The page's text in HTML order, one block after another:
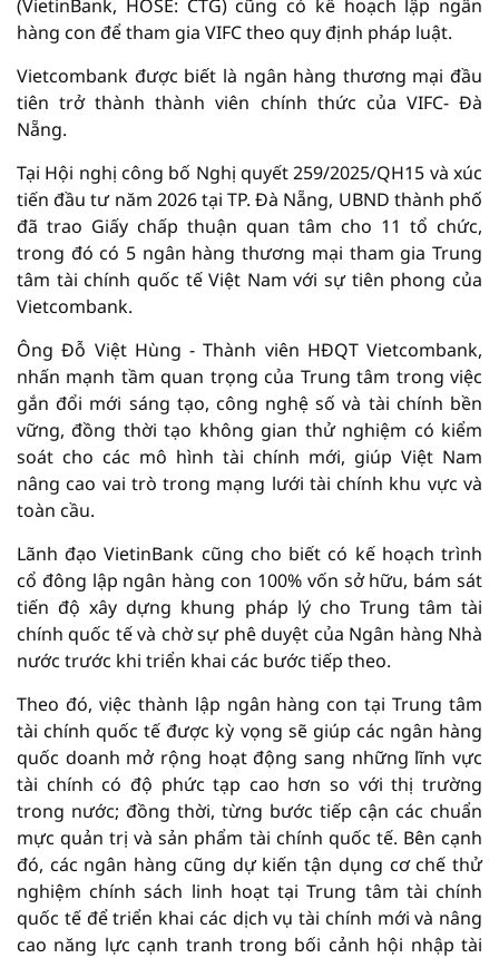
(VietinBank, HOSE: CTG) cũng có kế hoạch lập ngân
hàng con để tham gia VIFC theo quy định pháp luật.
Vietcombank được biết là ngân hàng thương mại đầu
tiên trở thành thành viên chính thức của VIFC- Đà
Nẵng.
Tại Hội nghị công bố Nghị quyết 259/2025/QH15 và xúc
tiến đầu tư năm 2026 tại TP. Đà Nẵng, UBND thành phố
đã trao Giấy chấp thuận quan tâm cho 11 tổ chức,
trong đó có 5 ngân hàng thương mại tham gia Trung
tâm tài chính quốc tế Việt Nam với sự tiên phong của
Vietcombank.
Ông Đỗ Việt Hùng - Thành viên HĐQT Vietcombank,
nhấn mạnh tầm quan trọng của Trung tâm trong việc
gắn đổi mới sáng tạo, công nghệ số và tài chính bền
vững, đồng thời tạo không gian thử nghiệm có kiểm
soát cho các mô hình tài chính mới, giúp Việt Nam
nâng cao vai trò trong mạng lưới tài chính khu vực và
toàn cầu.
Lãnh đạo VietinBank cũng cho biết có kế hoạch trình
cổ đông lập ngân hàng con 100% vốn sở hữu, bám sát
tiến độ xây dựng khung pháp lý cho Trung tâm tài
chính quốc tế và chờ sự phê duyệt của Ngân hàng Nhà
nước trước khi triển khai các bước tiếp theo.
Theo đó, việc thành lập ngân hàng con tại Trung tâm
tài chính quốc tế được kỳ vọng sẽ giúp các ngân hàng
quốc doanh mở rộng hoạt động sang những lĩnh vực
tài chính có độ phức tạp cao hơn so với thị trường
trong nước; đồng thời, từng bước tiếp cận các chuẩn
mực quản trị và sản phẩm tài chính quốc tế. Bên cạnh
đó, các ngân hàng cũng dự kiến tận dụng cơ chế thử
nghiệm chính sách linh hoạt tại Trung tâm tài chính
quốc tế để triển khai các dịch vụ tài chính mới và nâng
cao năng lực cạnh tranh trong bối cảnh hội nhập tài